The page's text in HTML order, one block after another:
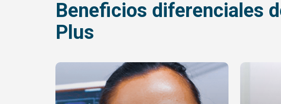
Beneficios diferenciales
Plus